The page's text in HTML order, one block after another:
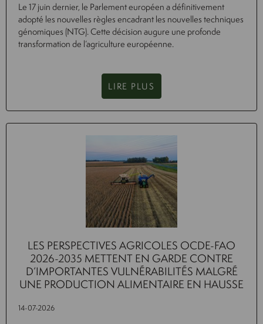
Le 17 juin dernier, le Parlement européen a définitivement
adopté les nouvelles règles encadrant les nouvelles techniques
génomiques (NTG). Cette décision augure une profonde
transformation de l’agriculture européenne.
LIRE PLUS
LES PERSPECTIVES AGRICOLES OCDE-FAO
2026-2035 METTENT EN GARDE CONTRE
D’IMPORTANTES VULNÉRABILITÉS MALGRÉ
UNE PRODUCTION ALIMENTAIRE EN HAUSSE
14-07-2026